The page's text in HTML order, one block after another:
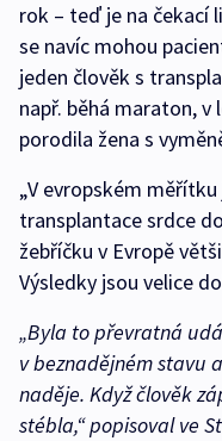
rok – teď je na čekací
se navíc mohou
jeden člověk s
např. běhá maraton, v
porodila žena s
„V evropském
transplantace srdce
žebříčku v Evropě
Výsledky jsou velice
„Byla to převratná
v beznadějném stavu
naděje. Když člověk
stébla,“ popisoval ve